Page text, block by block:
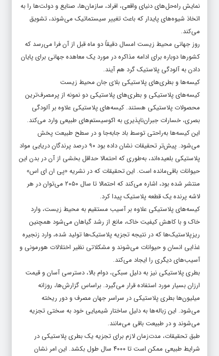
نمایش راه‌حل‌های دنیای واقعی، افراد، سازمان‌ها، صنایع و دولت‌ها را به
اتخاذ شیوه‌های پایدار که باعث تغییر سیستماتیک می‌شوند، تشویق
می‌کند.
روز جهانی محیط زیست امسال دقیقاً دو ماه قبل از آن فرا می‌رسد که
کشورها دوباره برای ادامه مذاکره در مورد یک معاهده جهانی برای پایان
دادن به آلودگی پلاستیک گرد هم آیند.
کیسه‌ها و بطری‌های پلاستیکی بلای جان محیط زیست
کیسه‌های پلاستیکی و بطری‌های پلاستیکی دو نمونه از پرمصرف‌ترین
محصولات پلاستیکی هستند. کیسه‌های پلاستیکی علاوه بر آلودگی
بصری، خسارات جبران‌ناپذیری به اکوسیستم‌های طبیعی وارد می‌کند.
این کیسه‌ها به‌راحتی توسط باد جابه‌جا و در سطح طبیعت پخش
می‌شود. پیش‌تر تحقیقات نشان داده بود ۹۰ درصد پرندگان دریایی مواد
پلاستیکی بلعیده‌اند، به‌طوری که احتمالا حداقل بخشی از آن در بدن این
حیوانات باقی‌مانده است. این تحقیقات که در نشریه «پی ان ای اس»
منتشر شده بود، اشاره می‌کند که احتمالا تا سال ۲۰۵۰ می‌توان در هر
لاشه پرنده‌ یک قطعه پلاستیک پیدا کرد.
کیسه‌های پلاستیکی علاوه بر آسیب مستقیم به محیط زیست،‌ وارد
خاک و با کاهش کیفیت خاک، مانع از رشد گیاهان می‌شود همچنین
ریزپلاستیک‌ها که در نتیجه تجزیه پلاستیک‌ها تولید شده، وارد زنجیره
غذایی انسان و حیوانات می‌شوند و مشکلاتی نظیر اختلالات هورمونی و
آسیب‌های دیگری را ایجاد می‌کند.
بطری‌ پلاستیکی نیز به دلیل سبکی، دوام بالا، دسترسی آسان و قیمت
ارزان بسیار مورد استفاده قرار می‌گیرد. براساس گزارش‌ها، روزانه
میلیون‌ها بطری پلاستیکی در سراسر جهان مصرف و دور ریخته
می‌شود. این زباله‌ها به دلیل ساختار شیمیایی خود به سختی تجزیه
می‌شوند و در طبیعت باقی می‌مانند.
طبق تحقیقات، مدت‌زمان لازم برای تجزیه یک بطری پلاستیکی در
شرایط طبیعی ممکن است تا ۴۰۰۰ سال طول بکشد. این امر نشان